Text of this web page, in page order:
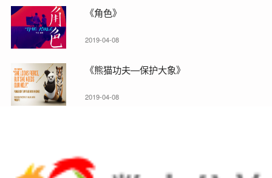
《角色》
2019-04-08
《熊猫功夫—保护大象》
2019-04-08